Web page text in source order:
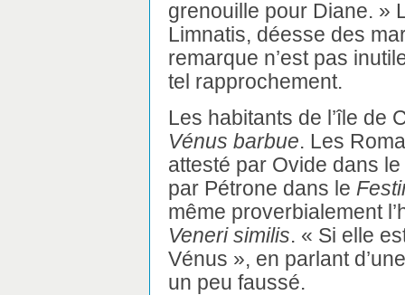
grenouille pour Diane. »
Limnatis, déesse des
remarque n’est pas
tel rapprochement.
Les habitants de l’île de
Vénus barbue. Les
attesté par Ovide dans
par Pétrone dans le
même proverbialement
Veneri similis. « Si elle
Vénus », en parlant
un peu faussé.